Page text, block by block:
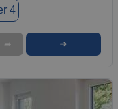
4
➦ ➜